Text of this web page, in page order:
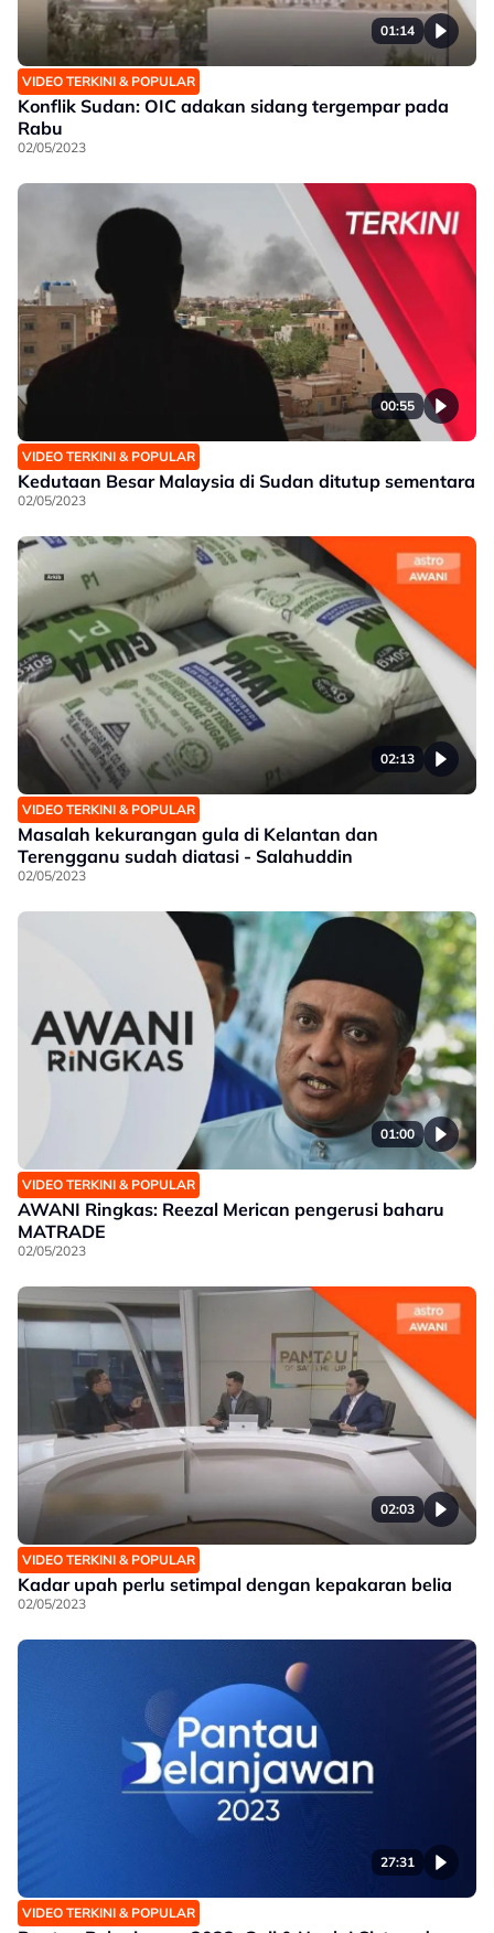
01:14
VIDEO TERKINI & POPULAR
Konflik Sudan: OIC adakan sidang tergempar pada
Rabu
02/05/2023
00:55
VIDEO TERKINI & POPULAR
Kedutaan Besar Malaysia di Sudan ditutup sementara
02/05/2023
02:13
VIDEO TERKINI & POPULAR
Masalah kekurangan gula di Kelantan dan
Terengganu sudah diatasi - Salahuddin
02/05/2023
01:00
VIDEO TERKINI & POPULAR
AWANI Ringkas: Reezal Merican pengerusi baharu
MATRADE
02/05/2023
02:03
VIDEO TERKINI & POPULAR
Kadar upah perlu setimpal dengan kepakaran belia
02/05/2023
27:31
VIDEO TERKINI & POPULAR